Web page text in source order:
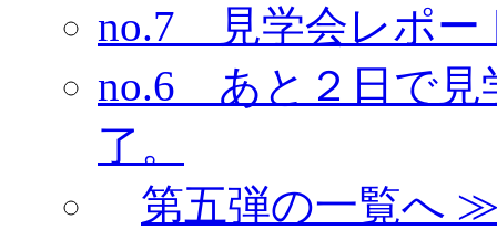
no.7 見学会レポ
no.6 あと２日で見
了。
第五弾の一覧へ